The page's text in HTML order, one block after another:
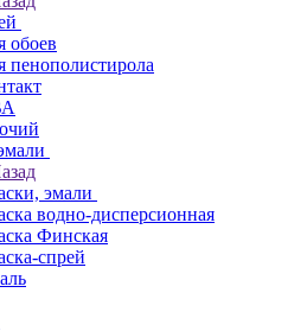
обоев
пенополистирола
эмали
водно-дисперсионная
Финская
спрей